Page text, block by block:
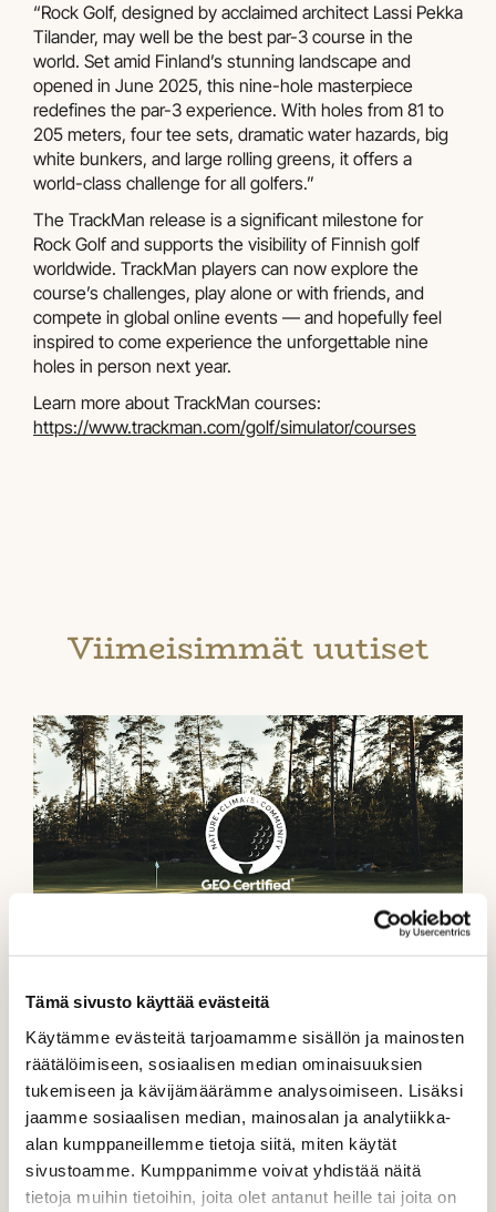
Tämä sivusto käyttää evästeitä
Käytämme evästeitä tarjoamamme sisällön ja mainosten
räätälöimiseen, sosiaalisen median ominaisuuksien
tukemiseen ja kävijämäärämme analysoimiseen. Lisäksi
jaamme sosiaalisen median, mainosalan ja analytiikka-
alan kumppaneillemme tietoja siitä, miten käytät
sivustoamme. Kumppanimme voivat yhdistää näitä
tietoja muihin tietoihin, joita olet antanut heille tai joita on
“Rock Golf, designed by acclaimed architect Lassi Pekka
Tilander, may well be the best par-3 course in the
world. Set amid Finland’s stunning landscape and
opened in June 2025, this nine-hole masterpiece
redefines the par-3 experience. With holes from 81 to
205 meters, four tee sets, dramatic water hazards, big
white bunkers, and large rolling greens, it offers a
world-class challenge for all golfers.”
The TrackMan release is a significant milestone for
Rock Golf and supports the visibility of Finnish golf
worldwide. TrackMan players can now explore the
course’s challenges, play alone or with friends, and
compete in global online events — and hopefully feel
inspired to come experience the unforgettable nine
holes in person next year.
Learn more about TrackMan courses:
https://www.trackman.com/golf/simulator/courses
Viimeisimmät uutiset
kansainvälinen GEO Certified® -
sertifikaatti